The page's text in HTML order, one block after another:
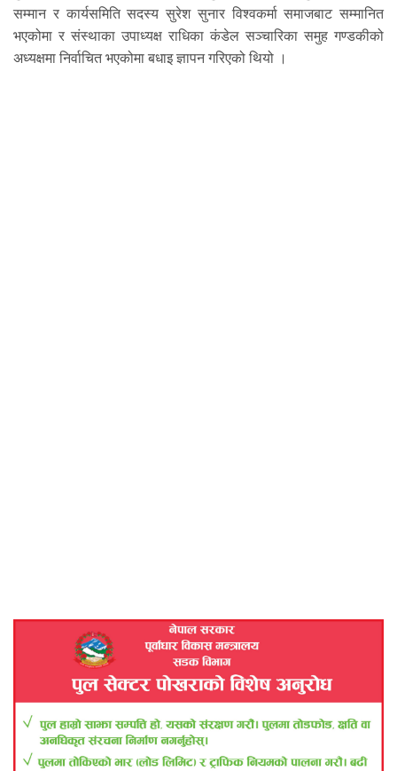
सम्मान र कार्यसमिति सदस्य सुरेश सुनार विश्वकर्मा समाजबाट सम्मानित
भएकोमा र संस्थाका उपाध्यक्ष राधिका कंडेल सञ्चारिका समुह गण्डकीको
अध्यक्षमा निर्वाचित भएकोमा बधाइ ज्ञापन गरिएको थियो ।